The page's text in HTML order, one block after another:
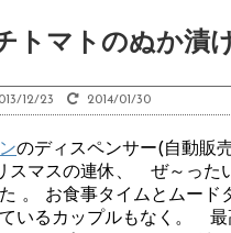
トマトのぬか漬
12/23 2014/01/30
のディスペンサー(自動販
スマスの連休、 ぜ～った
。 お食事タイムとムー
ているカップルもなく。